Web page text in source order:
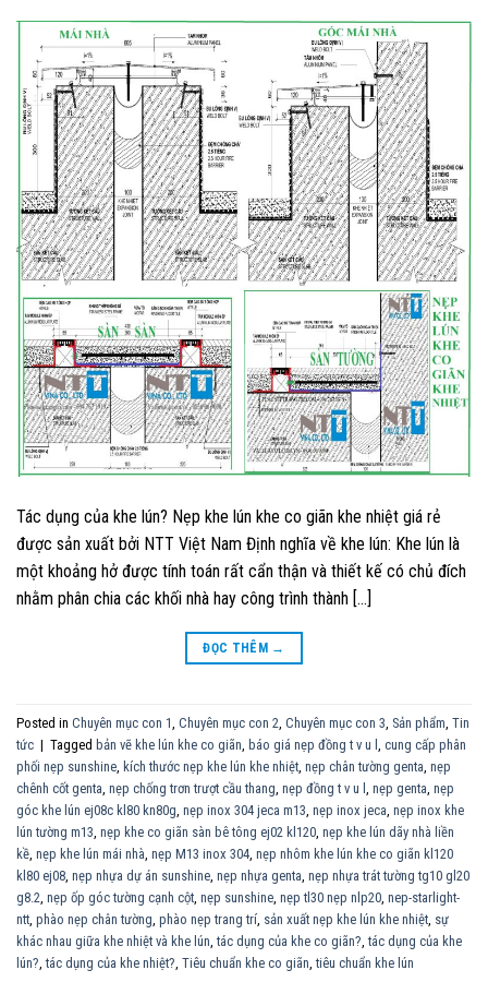
Tác dụng của khe lún? Nẹp khe lún khe co giãn khe nhiệt giá rẻ
được sản xuất bởi NTT Việt Nam Định nghĩa về khe lún: Khe lún là
một khoảng hở được tính toán rất cẩn thận và thiết kế có chủ đích
nhằm phân chia các khối nhà hay công trình thành […]
ĐỌC THÊM →
Posted in Chuyên mục con 1 Chuyên mục con 2 Chuyên mục con 3 Sản phẩm Tin
tức | Tagged bản vẽ khe lún khe co giãn báo giá nẹp đồng t v u l cung cấp phân
phối nẹp sunshine kích thước nẹp khe lún khe nhiệt nẹp chân tường genta nẹp
chênh cốt genta nẹp chống trơn trượt cầu thang nẹp đồng t v u l nẹp genta nẹp
góc khe lún ej08c kl80 kn80g nẹp inox 304 jeca m13 nẹp inox jeca nẹp inox khe
lún tường m13 nẹp khe co giãn sàn bê tông ej02 kl120 nẹp khe lún dãy nhà liền
kề nẹp khe lún mái nhà nẹp M13 inox 304 nẹp nhôm khe lún khe co giãn kl120
kl80 ej08 nẹp nhựa dự án sunshine nẹp nhựa genta nẹp nhựa trát tường tg10 gl20
g8.2 nẹp ốp góc tường cạnh cột nẹp sunshine nẹp tl30 nẹp nlp20 nep-starlight-
ntt phào nẹp chân tường phào nẹp trang trí sản xuất nẹp khe lún khe nhiệt sự
khác nhau giữa khe nhiệt và khe lún ,tác dụng của khe co giãn? ,tác dụng của khe
lún? ,tác dụng của khe nhiệt? Tiêu chuẩn khe co giãn ,tiêu chuẩn khe lún